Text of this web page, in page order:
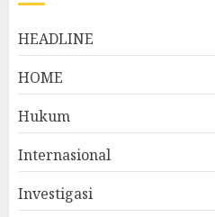
HEADLINE
HOME
Hukum
Internasional
Investigasi